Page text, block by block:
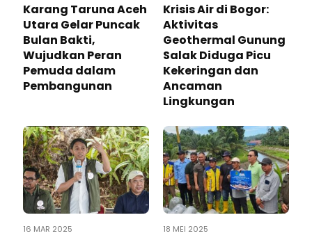
Karang Taruna Aceh
Utara Gelar Puncak
Bulan Bakti,
Wujudkan Peran
Pemuda dalam
Pembangunan
Krisis Air di Bogor:
Aktivitas
Geothermal Gunung
Salak Diduga Picu
Kekeringan dan
Ancaman
Lingkungan
16 MAR 2025 18 MEI 2025